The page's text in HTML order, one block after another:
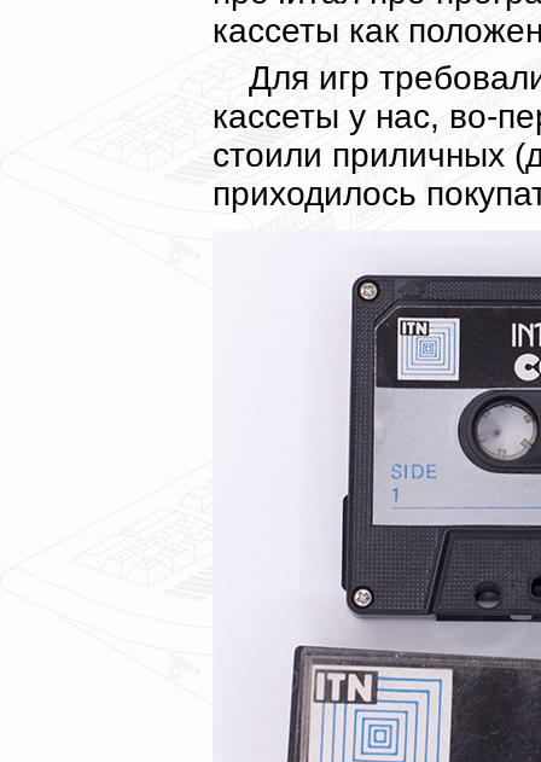
кассеты как
Для игр
кассеты у нас, во-
стоили приличных
приходилось